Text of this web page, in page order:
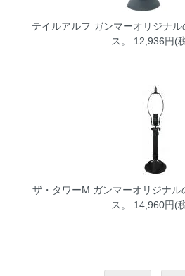
テイルアルフ ガンマーオリジナ
ス。 12,936円(
ザ・タワーM ガンマーオリジナ
ス。 14,960円(